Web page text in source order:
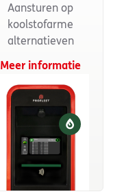
Aansturen op
koolstofarme
alternatieven
Meer informatie